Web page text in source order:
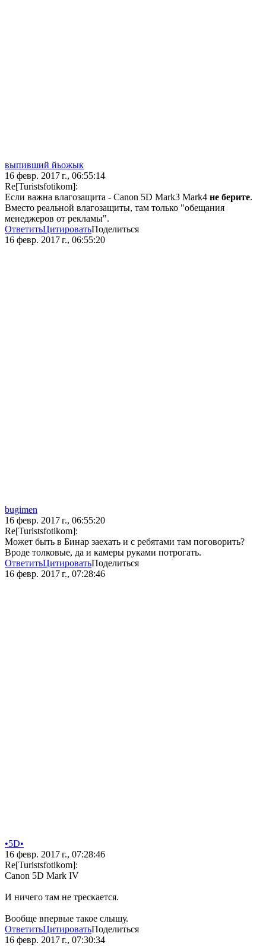
выпивший йьожык
16 февр. 2017 г., 06:55:14
Re[Turistsfotikom]:
Если важна влагозащита - Canon 5D Mark3 Mark4 не берите.
Вместо реальной влагозащиты, там только "обещания
менеджеров от рекламы".
ОтветитьЦитироватьПоделиться
16 февр. 2017 г., 06:55:20
bugimen
16 февр. 2017 г., 06:55:20
Re[Turistsfotikom]:
Может быть в Бинар заехать и с ребятами там поговорить?
Вроде толковые, да и камеры руками потрогать.
ОтветитьЦитироватьПоделиться
16 февр. 2017 г., 07:28:46
•5D•
16 февр. 2017 г., 07:28:46
Re[Turistsfotikom]:
Canon 5D Mark IV
И ничего там не трескается.
Вообще впервые такое слышу.
ОтветитьЦитироватьПоделиться
16 февр. 2017 г., 07:30:34